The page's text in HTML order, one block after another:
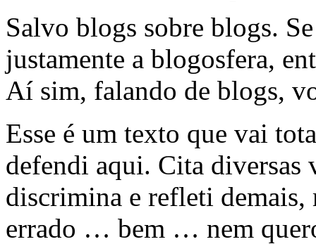
Salvo blogs sobre blogs.
justamente a blogosfera,
Aí sim, falando de blogs,
Esse é um texto que vai
defendi aqui. Cita diversas
discrimina e refleti demais,
errado … bem … nem